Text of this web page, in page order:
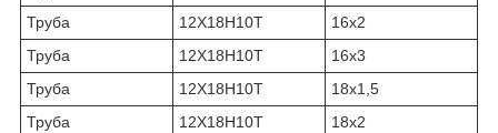
Труба
12Х18Н10Т
16х2
Труба
12Х18Н10Т
16х3
Труба
12Х18Н10Т
18х1,5
Труба
12Х18Н10Т
18х2